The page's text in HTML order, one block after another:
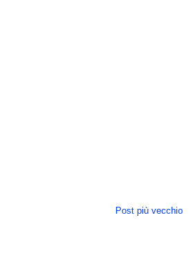
Post più vecchio